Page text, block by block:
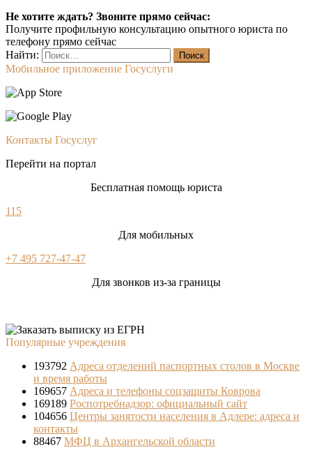
Не хотите ждать? Звоните прямо сейчас:
Получите профильную консультацию опытного юриста по
телефону прямо сейчас
Найти:
Мобильное приложение Госуслуги
Контакты Госуслуг
Перейти на портал
Бесплатная помощь юриста
115
Для мобильных
+7 495 727-47-47
Для звонков из-за границы
Популярные учреждения
193792 Адреса отделений паспортных столов в Москве
и время работы
169657 Адреса и телефоны соцзащиты Коврова
169189 Роспотребнадзор: официальный сайт
104656 Центры занятости населения в Адлере: адреса и
контакты
88467 МФЦ в Архангельской области